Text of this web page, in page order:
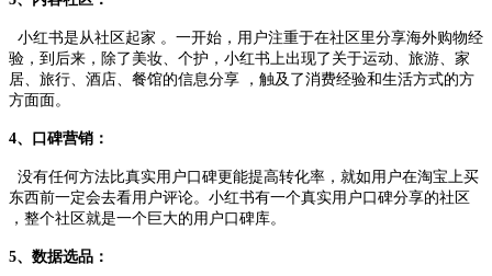
小红书是从社区起家 。一开始，用户注重于在社区里分享海外购物经
验，到后来，除了美妆、个护，小红书上出现了关于运动、旅游、家
居、旅行、酒店、餐馆的信息分享 ，触及了消费经验和生活方式的方
方面面。
4、口碑营销：
没有任何方法比真实用户口碑更能提高转化率，就如用户在淘宝上买
东西前一定会去看用户评论。小红书有一个真实用户口碑分享的社区
，整个社区就是一个巨大的用户口碑库。
5、数据选品：